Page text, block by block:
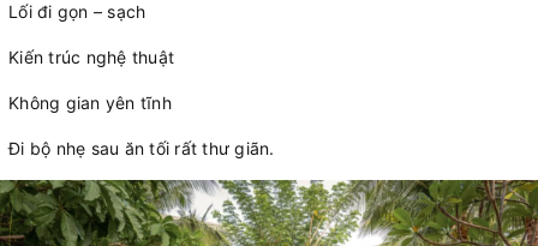
Lối đi gọn – sạch
Kiến trúc nghệ thuật
Không gian yên tĩnh
Đi bộ nhẹ sau ăn tối rất thư giãn.